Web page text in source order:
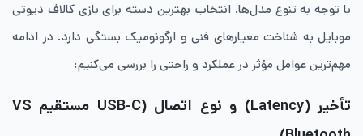
با توجه به تنوع مدل‌ها، انتخاب بهترین دسته برای بازی کالاف دیوتی
موبایل به شناخت معیارهای فنی و ارگونومیک بستگی دارد. در ادامه
مهم‌ترین عوامل مؤثر در عملکرد و راحتی را بررسی می‌کنیم:
تأخیر (Latency) و نوع اتصال (USB-C مستقیم VS